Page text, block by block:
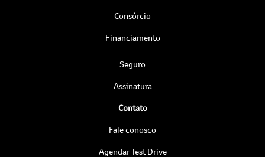
Consórcio
Financiamento
Seguro
Assinatura
Contato
Fale conosco
Agendar Test Drive